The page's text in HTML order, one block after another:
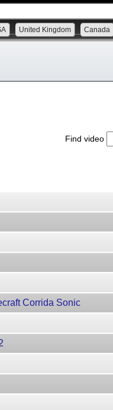
United Kingdom Canada
Find video
Corrida Sonic